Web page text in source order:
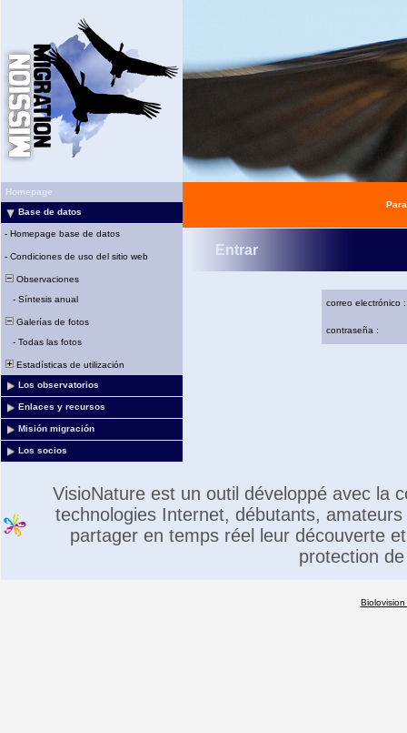
Homepage
Base de datos
- Homepage base de datos
- Condiciones de uso del sitio web
Observaciones
- Síntesis anual
Galerías de fotos
- Todas las fotos
Estadísticas de utilización
Los observatorios
Enlaces y recursos
Misión migración
Los socios
Entrar
correo electrónico :
contraseña :
VisioNature est un outil développé avec la
technologies Internet, débutants,
partager en temps réel leur découverte
protection
Biolovision